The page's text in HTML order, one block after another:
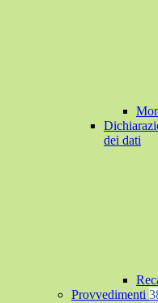
dei dati
Provvedimenti